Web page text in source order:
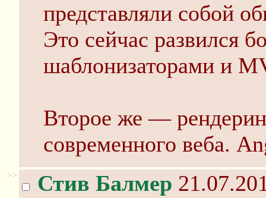
представляли собой
Это сейчас развился
шаблонизаторами и
Второе же —
современного веба.
>> Стив Балмер